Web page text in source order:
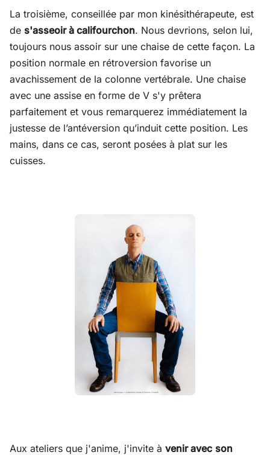
La troisième, conseillée par mon kinésithérapeute, est
de s'asseoir à califourchon. Nous devrions, selon lui,
toujours nous assoir sur une chaise de cette façon. La
position normale en rétroversion favorise un
avachissement de la colonne vertébrale. Une chaise
avec une assise en forme de V s'y prêtera
parfaitement et vous remarquerez immédiatement la
justesse de l’antéversion qu’induit cette position. Les
mains, dans ce cas, seront posées à plat sur les
cuisses.
Aux ateliers que j'anime, j'invite à venir avec son